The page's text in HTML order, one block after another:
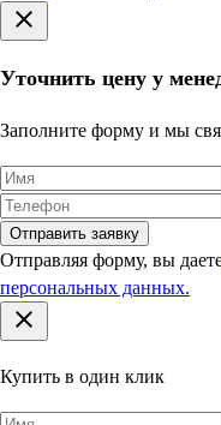
Уточнить цену у
Заполните форму и мы
Отправить заявку
Отправляя форму, вы
персональных данных.
Купить в один клик